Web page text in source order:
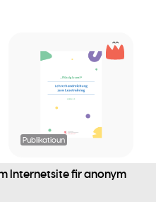
Publikatioun
„Flüssig lesen!“
Internetsite fir anonym